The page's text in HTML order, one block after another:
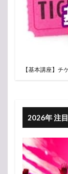
【基本講座】
2026年 注